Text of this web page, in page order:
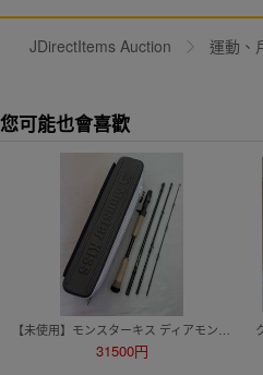
JDirectItems Auction 運動、
您可能也會喜歡
31500円